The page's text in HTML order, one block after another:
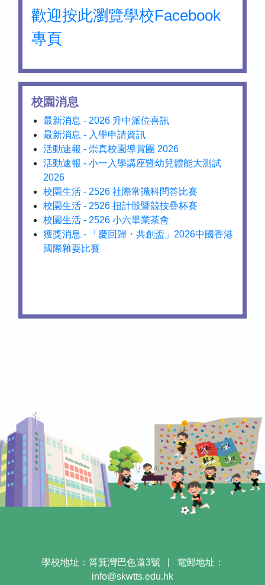
歡迎按此瀏覽學校Facebook
專頁
校園消息
最新消息 - 2026 升中派位喜訊
最新消息 - 入學申請資訊
活動速報 - 崇真校園導賞團 2026
活動速報 - 小一入學講座暨幼兒體能大測試
2026
校園生活 - 2526 社際常識科問答比賽
校園生活 - 2526 扭計骰暨競技疊杯賽
校園生活 - 2526 小六畢業茶會
獲獎消息 - 「慶回歸・共創盃」2026中國香港
國際雜耍比賽
學校地址：筲箕灣巴色道3號
電郵地址：
info@skwtts.edu.hk